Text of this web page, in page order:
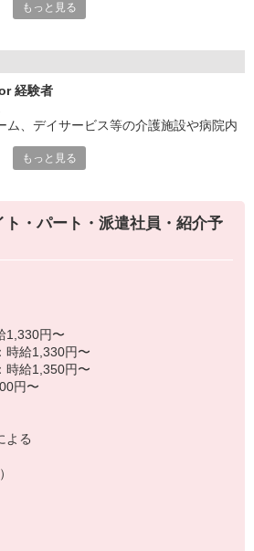
れる待遇が目白押し！
アアップを目指したい」
？★☆
上
りフォローします！
もっと見る
経験者
ム、デイサービス等の介護施設や病院内
のケア
エーション
・60代、
エルダー）、シニア世代まで幅広く活躍
いかな…」
トを探してる。」
もっと見る
・パート・派遣社員・紹介予
1,330円〜
時給1,330円〜
時給1,350円〜
円〜
よる